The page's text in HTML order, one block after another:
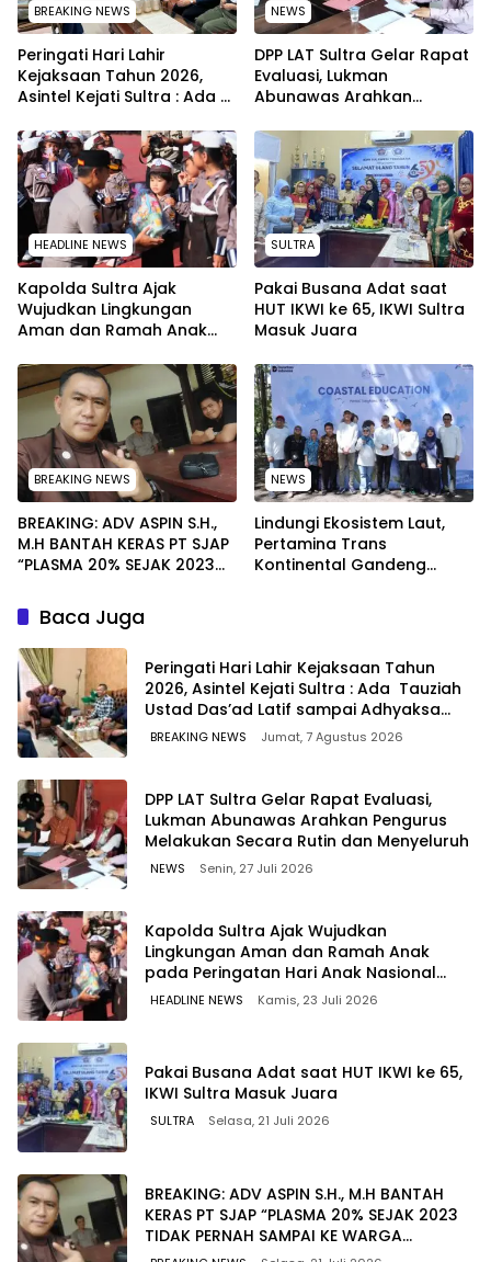
BREAKING NEWS
Peringati Hari Lahir
Kejaksaan Tahun 2026,
Asintel Kejati Sultra : Ada
sampai Adhyaksa Run
NEWS
‎DPP LAT Sultra Gelar Rapat
Evaluasi, Lukman
Abunawas Arahkan
Secara Rutin dan
Menyeluruh
HEADLINE NEWS
Kapolda Sultra Ajak
Wujudkan Lingkungan
Aman dan Ramah Anak
Nasional 2026
SULTRA
Pakai Busana Adat saat
HUT IKWI ke 65, IKWI Sultra
Masuk Juara
BREAKING NEWS
BREAKING: ADV ASPIN S.H.,
M.H BANTAH KERAS PT SJAP
“PLASMA 20% SEJAK 2023
WARGA WAWOONE!
NEWS
Lindungi Ekosistem Laut,
Pertamina Trans
Kontinental Gandeng
Baca Juga
Peringati Hari Lahir Kejaksaan Tahun
2026, Asintel Kejati Sultra : Ada Tauziah
Ustad Das’ad Latif sampai Adhyaksa
Run
BREAKING NEWS Jumat, 7 Agustus 2026
‎DPP LAT Sultra Gelar Rapat Evaluasi,
Lukman Abunawas Arahkan Pengurus
Melakukan Secara Rutin dan Menyeluruh
NEWS Senin, 27 Juli 2026
Kapolda Sultra Ajak Wujudkan
Lingkungan Aman dan Ramah Anak
pada Peringatan Hari Anak Nasional
2026
HEADLINE NEWS Kamis, 23 Juli 2026
Pakai Busana Adat saat HUT IKWI ke 65,
IKWI Sultra Masuk Juara
SULTRA Selasa, 21 Juli 2026
BREAKING: ADV ASPIN S.H., M.H BANTAH
KERAS PT SJAP “PLASMA 20% SEJAK 2023
TIDAK PERNAH SAMPAI KE WARGA
WAWOONE!